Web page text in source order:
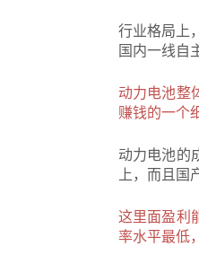
行业格局上
国内一线自
动力电池整
赚钱的一个
动力电池的
上，而且国
这里面盈利
率水平最低